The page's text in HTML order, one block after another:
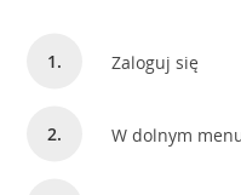
Zaloguj się
W dolnym